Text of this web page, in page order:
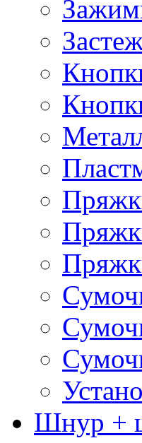
Шнур +